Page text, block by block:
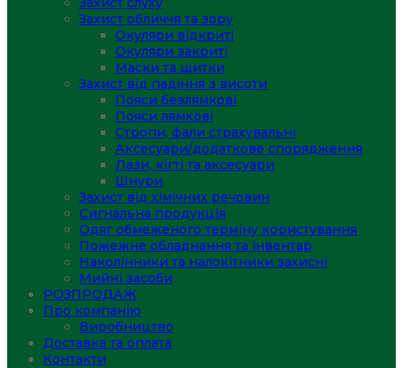
Захист обличчя та зору
Окуляри відкриті
Окуляри закриті
Маски та щитки
Захист від падіння з висоти
Пояси безлямкові
Пояси лямкові
Стропи, фали страхувальні
Аксесуари/додаткове спорядження
Лази, кігті та аксесуари
Шнури
Захист від хімічних речовин
Сигнальна продукція
Одяг обмеженого терміну користування
Пожежне обладнання та інвентар
Наколінники та налокітники захисні
Мийні засоби
РОЗПРОДАЖ
Про компанію
Виробництво
Доставка та оплата
Контакти